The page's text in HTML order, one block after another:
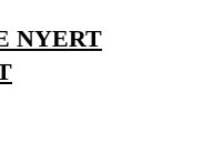
NYERT